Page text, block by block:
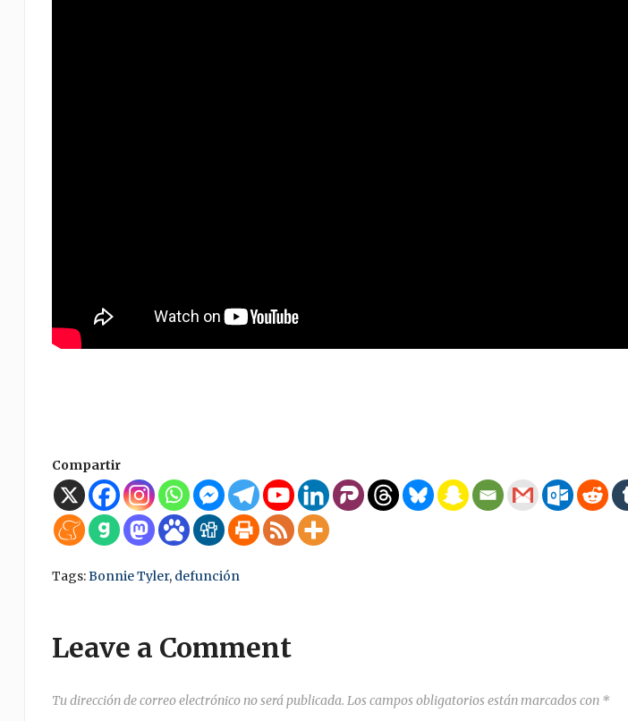
Compartir
Tags:Bonnie Tyler, defunción
Leave a Comment
Tu dirección de correo electrónico no será publicada. Los campos obligatorios están marcados con *